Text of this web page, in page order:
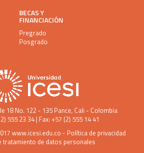
BECAS Y
FINANCIACIÓN
Pregrado
Posgrado
18 No. 122 - 135 Pance, Cali - Colombia
555 23 34 | Fax: +57 (2) 555 14 41
www.icesi.edu.co - Política de privacidad
tratamiento de datos personales